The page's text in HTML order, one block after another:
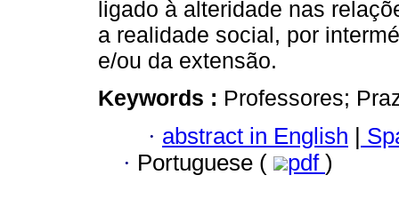
ligado à alteridade nas
a realidade social, por
e/ou da extensão.
Keywords : Professores;
· abstract in English |
· Portuguese ( pdf )